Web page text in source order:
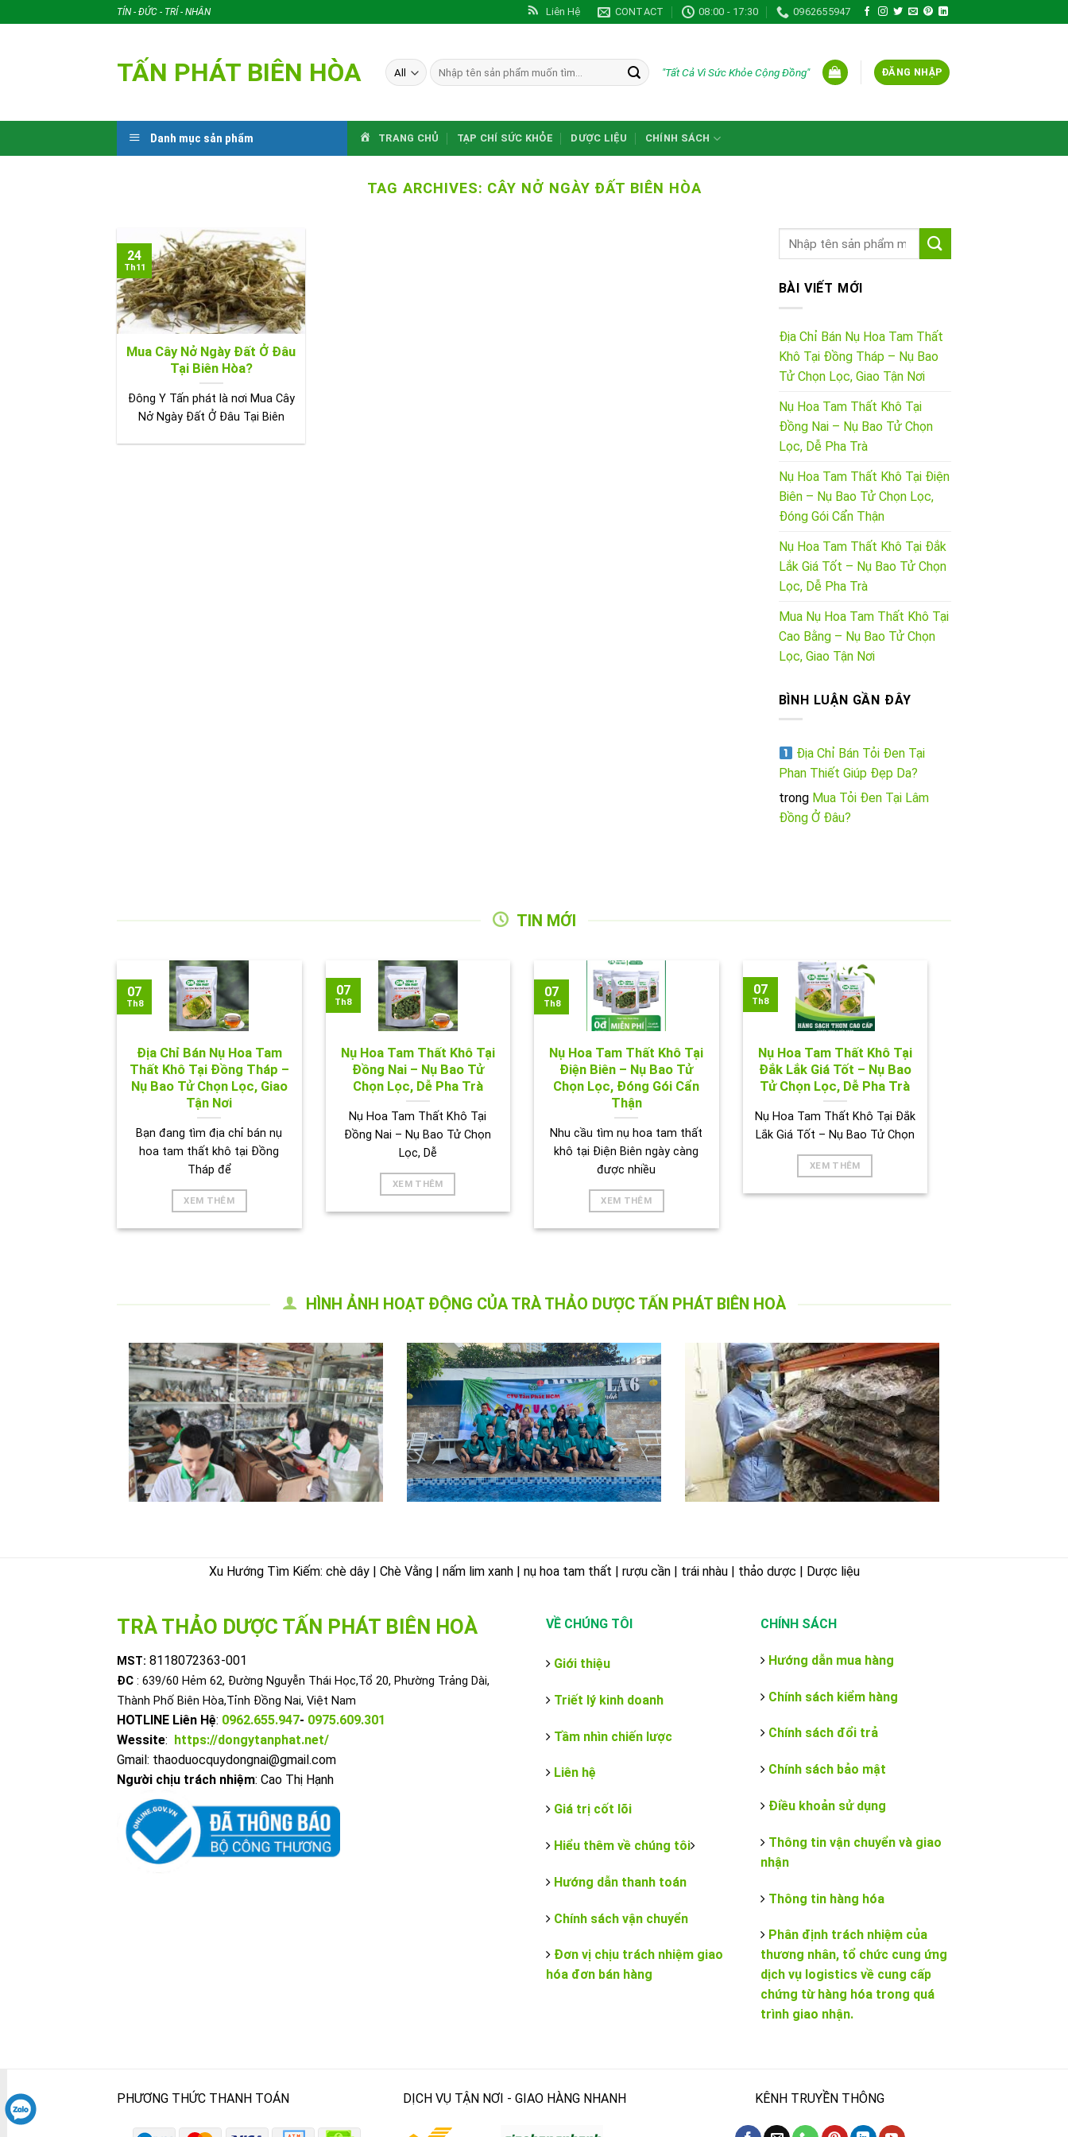
to
TÍN - ĐỨC - TRÍ - NHÂN Liên Hệ CONTACT 08:00 - 17:30 0962655947
TẤN PHÁT BIÊN HÒA
Tìm
kiếm:
"Tất Cả Vì Sức Khỏe Cộng Đồng" ĐĂNG NHẬP
Danh mục sản phẩm TRANG CHỦ TẠP CHÍ SỨC KHỎE DƯỢC LIỆU CHÍNH SÁCH
TAG ARCHIVES: CÂY NỞ NGÀY ĐẤT BIÊN HÒA
Mua Cây Nở Ngày Đất Ở Đâu
Tại Biên Hòa?
Đông Y Tấn phát là nơi Mua Cây
Nở Ngày Đất Ở Đâu Tại Biên
24
Th11
BÀI VIẾT MỚI
Địa Chỉ Bán Nụ Hoa Tam Thất
Khô Tại Đồng Tháp – Nụ Bao
Tử Chọn Lọc, Giao Tận Nơi
Nụ Hoa Tam Thất Khô Tại
Đồng Nai – Nụ Bao Tử Chọn
Lọc, Dễ Pha Trà
Nụ Hoa Tam Thất Khô Tại Điện
Biên – Nụ Bao Tử Chọn Lọc,
Đóng Gói Cẩn Thận
Nụ Hoa Tam Thất Khô Tại Đắk
Lắk Giá Tốt – Nụ Bao Tử Chọn
Lọc, Dễ Pha Trà
Mua Nụ Hoa Tam Thất Khô Tại
Cao Bằng – Nụ Bao Tử Chọn
Lọc, Giao Tận Nơi
BÌNH LUẬN GẦN ĐÂY
Địa Chỉ Bán Tỏi Đen Tại
Phan Thiết Giúp Đẹp Da?
trong Mua Tỏi Đen Tại Lâm
Đồng Ở Đâu?
TIN MỚI
Địa Chỉ Bán Nụ Hoa Tam
Thất Khô Tại Đồng Tháp –
Nụ Bao Tử Chọn Lọc, Giao
Tận Nơi
Bạn đang tìm địa chỉ bán nụ
hoa tam thất khô tại Đồng
Tháp để
XEM THÊM
07
Th8
Nụ Hoa Tam Thất Khô Tại
Đồng Nai – Nụ Bao Tử
Chọn Lọc, Dễ Pha Trà
Nụ Hoa Tam Thất Khô Tại
Đồng Nai – Nụ Bao Tử Chọn
Lọc, Dễ
XEM THÊM
07
Th8
Nụ Hoa Tam Thất Khô Tại
Điện Biên – Nụ Bao Tử
Chọn Lọc, Đóng Gói Cẩn
Thận
Nhu cầu tìm nụ hoa tam thất
khô tại Điện Biên ngày càng
được nhiều
XEM THÊM
07
Th8
Nụ Hoa Tam Thất Khô Tại
Đắk Lắk Giá Tốt – Nụ Bao
Tử Chọn Lọc, Dễ Pha Trà
Nụ Hoa Tam Thất Khô Tại Đắk
Lắk Giá Tốt – Nụ Bao Tử Chọn
XEM THÊM
07
Th8
HÌNH ẢNH HOẠT ĐỘNG CỦA TRÀ THẢO DƯỢC TẤN PHÁT BIÊN HOÀ
Xu Hướng Tìm Kiếm: chè dây | Chè Vằng | nấm lim xanh | nụ hoa tam thất | rượu cần | trái nhàu | thảo dược | Dược liệu
TRÀ THẢO DƯỢC TẤN PHÁT BIÊN HOÀ
MST: 8118072363-001
ĐC : 639/60 Hẻm 62, Đường Nguyễn Thái Học,Tổ 20, Phường Trảng Dài,
Thành Phố Biên Hòa,Tỉnh Đồng Nai, Việt Nam
HOTLINE Liên Hệ: 0962.655.947- 0975.609.301
Wessite: https://dongytanphat.net/
Gmail: thaoduocquydongnai@gmail.com
Người chịu trách nhiệm: Cao Thị Hạnh
VỀ CHÚNG TÔI
Giới thiệu
Triết lý kinh doanh
Tầm nhìn chiến lược
Liên hệ
Giá trị cốt lõi
Hiểu thêm về chúng tôi
Hướng dẫn thanh toán
Chính sách vận chuyển
Đơn vị chịu trách nhiệm giao
hóa đơn bán hàng
CHÍNH SÁCH
Hướng dẫn mua hàng
Chính sách kiểm hàng
Chính sách đổi trả
Chính sách bảo mật
Điều khoản sử dụng
Thông tin vận chuyển và giao
nhận
Thông tin hàng hóa
Phân định trách nhiệm của
thương nhân, tổ chức cung ứng
dịch vụ logistics về cung cấp
chứng từ hàng hóa trong quá
trình giao nhận.
PHƯƠNG THỨC THANH TOÁN DỊCH VỤ TẬN NƠI - GIAO HÀNG NHANH KÊNH TRUYỀN THÔNG